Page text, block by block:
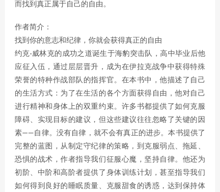
而找到真正属于自己的自由。
作者简介：
找到你的意志和纪律，你就会获得真正的自由
约克·威林克的成功之道诞生于海豹突击队，高中毕业后他
应征入伍，通过层层晋升，成为在伊拉克战争中获得特殊
荣誉的特种作战部队的指挥官。在本书中，他描述了自己
的生活方式：为了在生活的各个方面获得自由，他对自己
进行精神和身体上的双重约束。许多书都提供了如何克服
障碍、实现目标的建议，但这些建议往往忽略了关键的因
素——自律。没有自律，就不会有真正的进步。本书提供了
完整的蓝图，从制定守纪律的策略，到克服弱点、拖延、
恐惧的战术，作者指导我们征服心魔，坚持自律。他还为
初阶、中阶和高阶者提供了身体训练计划，甚至指导我们
如何得到良好的睡眠质量、克服甜食的诱惑，达到保持体